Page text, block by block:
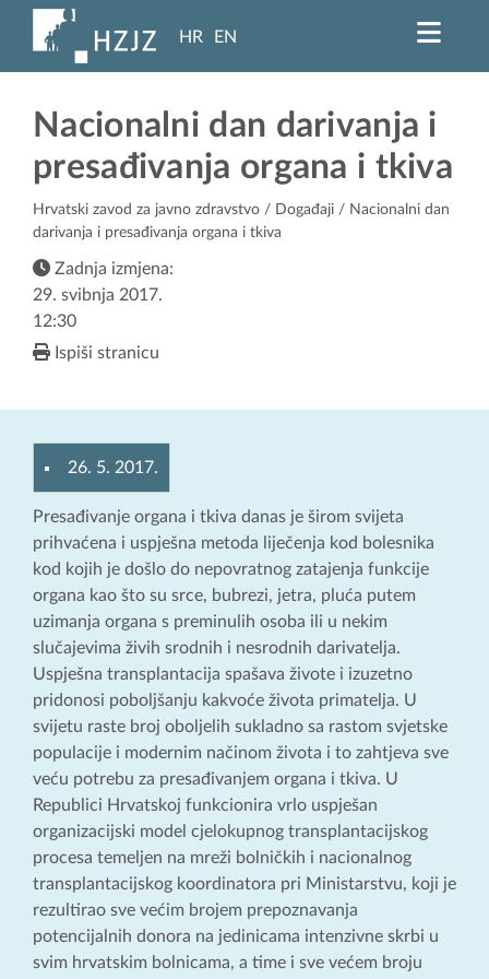
HR EN
Nacionalni dan darivanja i
presađivanja organa i tkiva
Hrvatski zavod za javno zdravstvo / Događaji / Nacionalni dan
darivanja i presađivanja organa i tkiva
Zadnja izmjena:
29. svibnja 2017.
12:30
Ispiši stranicu
26. 5. 2017.
Presađivanje organa i tkiva danas je širom svijeta
prihvaćena i uspješna metoda liječenja kod bolesnika
kod kojih je došlo do nepovratnog zatajenja funkcije
organa kao što su srce, bubrezi, jetra, pluća putem
uzimanja organa s preminulih osoba ili u nekim
slučajevima živih srodnih i nesrodnih darivatelja.
Uspješna transplantacija spašava živote i izuzetno
pridonosi poboljšanju kakvoće života primatelja. U
svijetu raste broj oboljelih sukladno sa rastom svjetske
populacije i modernim načinom života i to zahtjeva sve
veću potrebu za presađivanjem organa i tkiva. U
Republici Hrvatskoj funkcionira vrlo uspješan
organizacijski model cjelokupnog transplantacijskog
procesa temeljen na mreži bolničkih i nacionalnog
transplantacijskog koordinatora pri Ministarstvu, koji je
rezultirao sve većim brojem prepoznavanja
potencijalnih donora na jedinicama intenzivne skrbi u
svim hrvatskim bolnicama, a time i sve većem broju